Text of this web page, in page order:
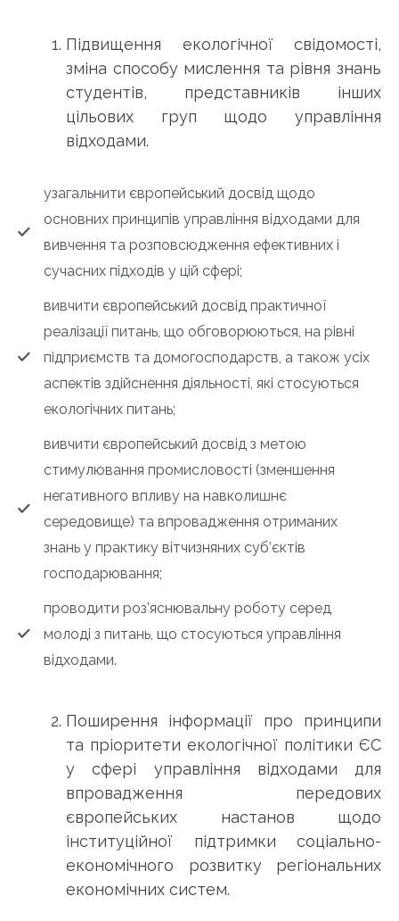
Підвищення екологічної свідомості,
зміна способу мислення та рівня знань
студентів, представників інших
цільових груп щодо управління
відходами.
узагальнити європейський досвід щодо
основних принципів управління відходами для
вивчення та розповсюдження ефективних і
сучасних підходів у цій сфері;
вивчити європейський досвід практичної
реалізації питань, що обговорюються, на рівні
підприємств та домогосподарств, а також усіх
аспектів здійснення діяльності, які стосуються
екологічних питань;
вивчити європейський досвід з метою
стимулювання промисловості (зменшення
негативного впливу на навколишнє
середовище) та впровадження отриманих
знань у практику вітчизняних суб’єктів
господарювання;
проводити роз’яснювальну роботу серед
молоді з питань, що стосуються управління
відходами.
Поширення інформації про принципи
та пріоритети екологічної політики ЄС
у сфері управління відходами для
впровадження передових
європейських настанов щодо
інституційної підтримки соціально-
економічного розвитку регіональних
економічних систем.